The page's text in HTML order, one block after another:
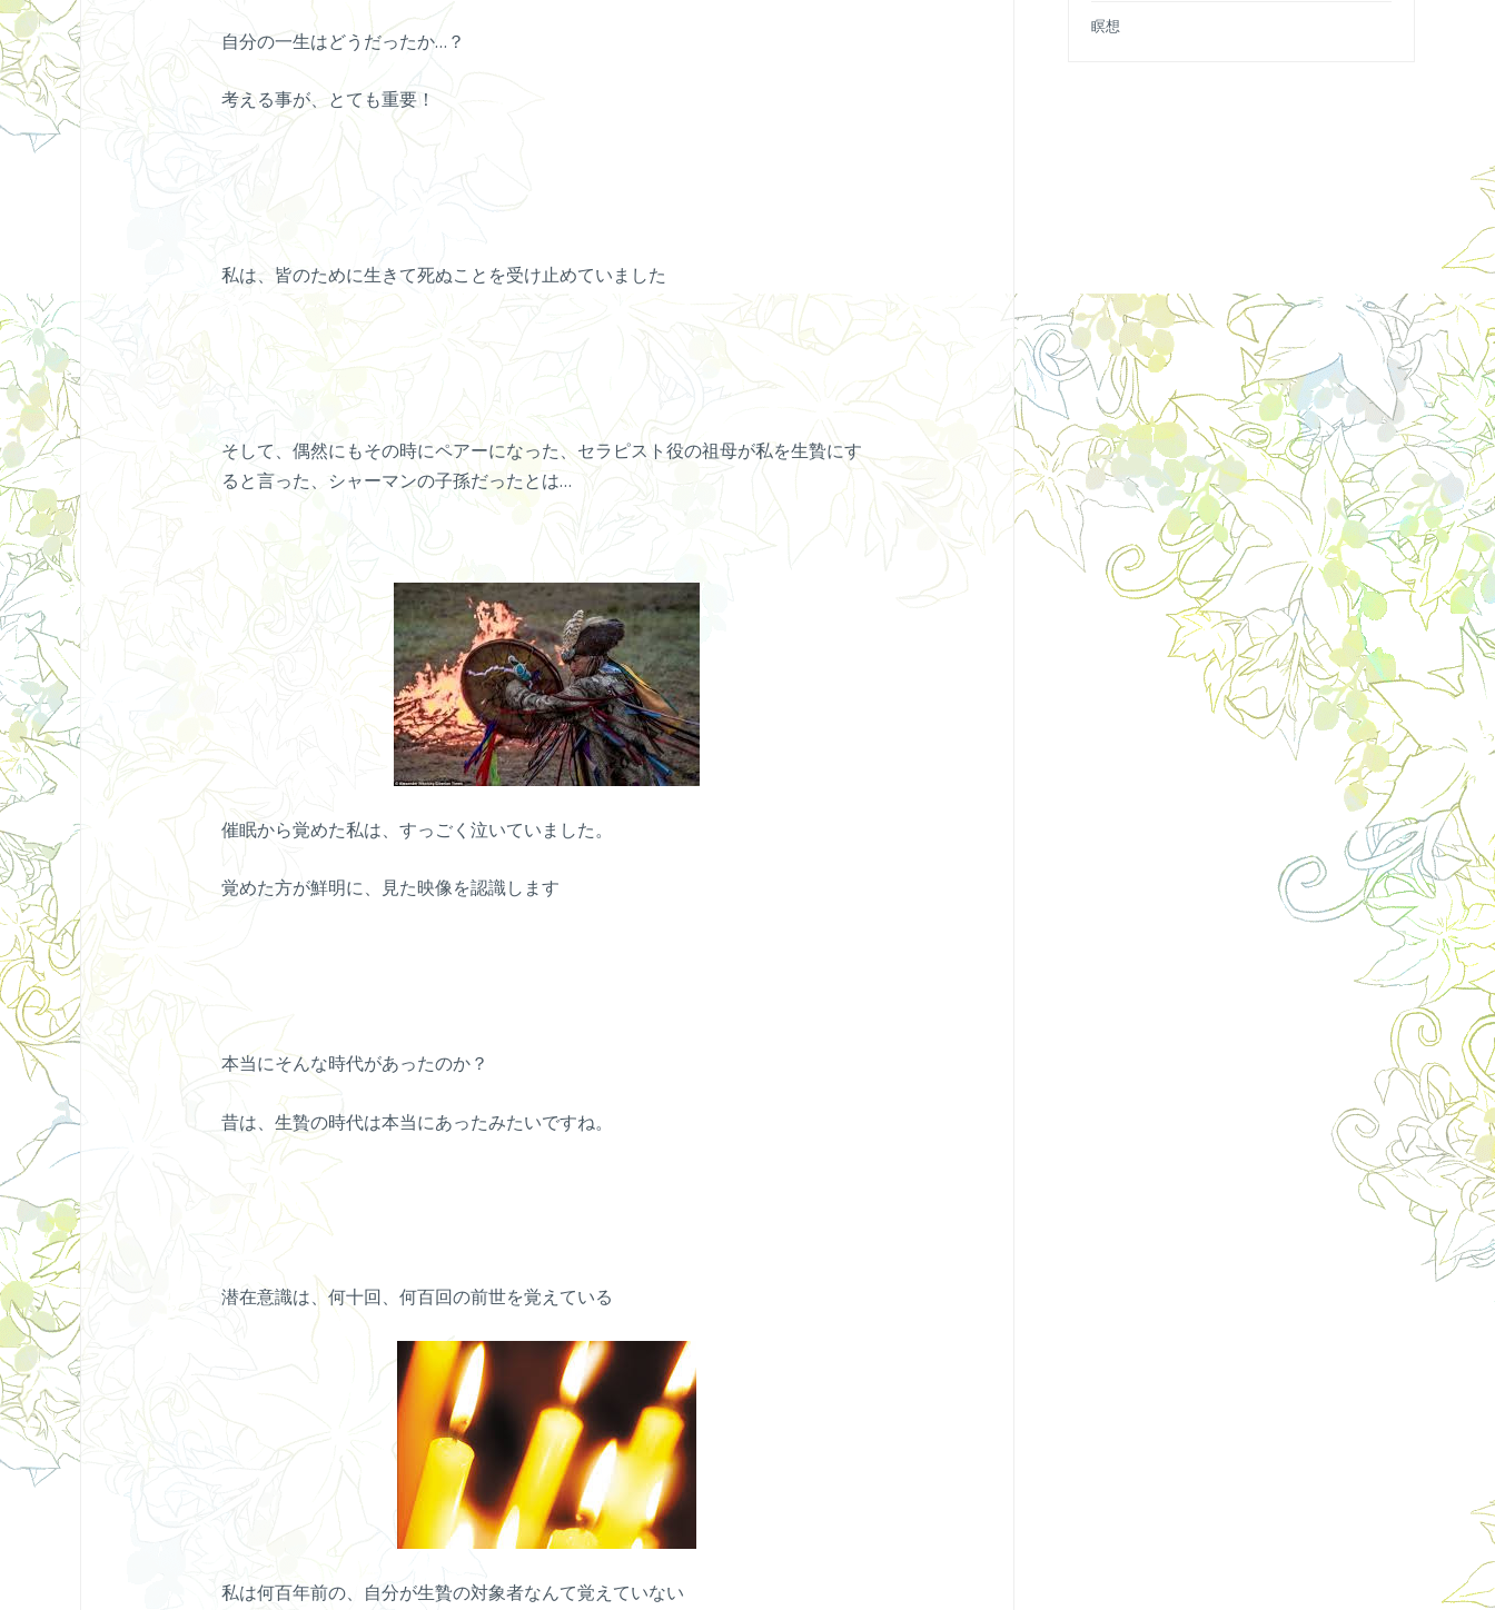
自分の一生はどうだったか…？
考える事が、とても重要！
私は、皆のために生きて死ぬことを受け止めていました
そして、偶然にもその時にペアーになった、セラピスト役の祖母が私を生贄にす
ると言った、シャーマンの子孫だったとは…
催眠から覚めた私は、すっごく泣いていました。
覚めた方が鮮明に、見た映像を認識します
本当にそんな時代があったのか？
昔は、生贄の時代は本当にあったみたいですね。
潜在意識は、何十回、何百回の前世を覚えている
私は何百年前の、自分が生贄の対象者なんて覚えていない
瞑想